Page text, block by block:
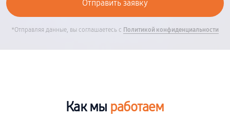
*Отправляя данные, вы соглашаетесь с Политикой конфиденциальности
Как мы работаем